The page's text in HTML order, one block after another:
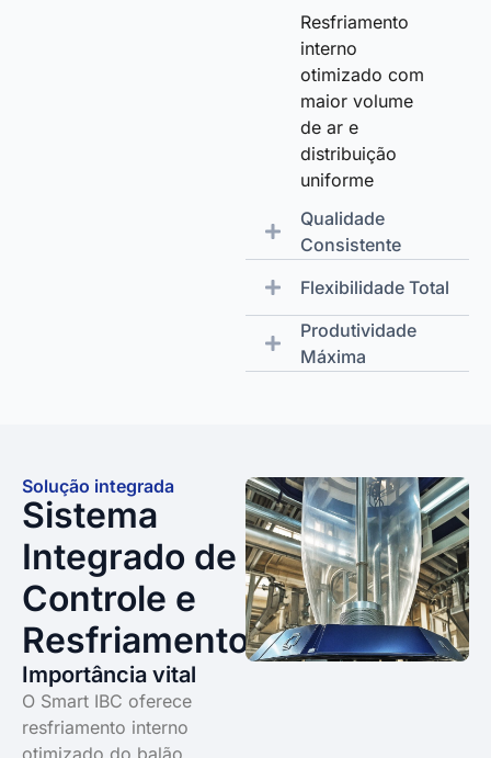
Resfriamento
interno
otimizado com
maior volume
de ar e
distribuição
uniforme
Qualidade
Consistente
Flexibilidade Total
Produtividade
Máxima
Solução integrada
Sistema
Integrado de
Controle e
Resfriamento
Importância vital
O Smart IBC oferece
resfriamento interno